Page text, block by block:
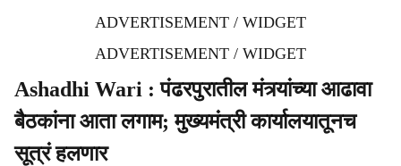
ADVERTISEMENT / WIDGET
ADVERTISEMENT / WIDGET
Ashadhi Wari : पंढरपुरातील मंत्र्यांच्या आढावा
बैठकांना आता लगाम; मुख्यमंत्री कार्यालयातूनच
सूत्रं हलणार